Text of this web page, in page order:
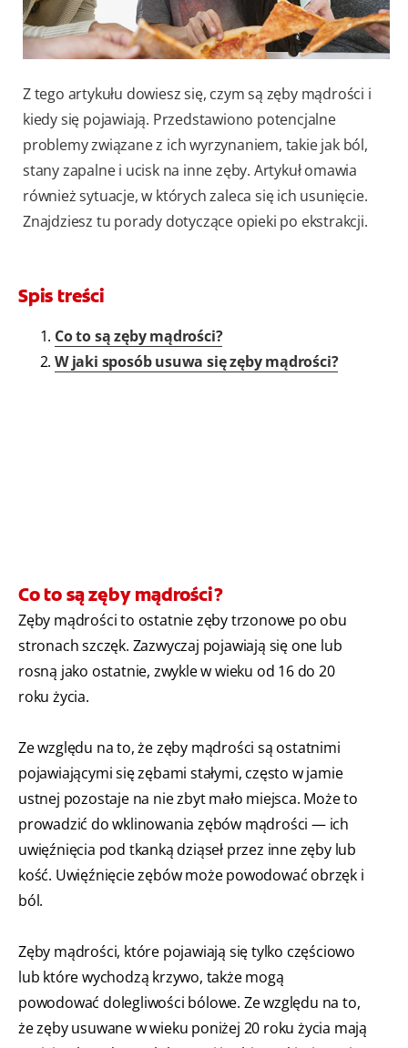
Z tego artykułu dowiesz się, czym są zęby mądrości i
kiedy się pojawiają. Przedstawiono potencjalne
problemy związane z ich wyrzynaniem, takie jak ból,
stany zapalne i ucisk na inne zęby. Artykuł omawia
również sytuacje, w których zaleca się ich usunięcie.
Znajdziesz tu porady dotyczące opieki po ekstrakcji.
Spis treści
Co to są zęby mądrości?
W jaki sposób usuwa się zęby mądrości?
Co to są zęby mądrości?
Zęby mądrości to ostatnie zęby trzonowe po obu
stronach szczęk. Zazwyczaj pojawiają się one lub
rosną jako ostatnie, zwykle w wieku od 16 do 20
roku życia.
Ze względu na to, że zęby mądrości są ostatnimi
pojawiającymi się zębami stałymi, często w jamie
ustnej pozostaje na nie zbyt mało miejsca. Może to
prowadzić do wklinowania zębów mądrości — ich
uwięźnięcia pod tkanką dziąseł przez inne zęby lub
kość. Uwięźnięcie zębów może powodować obrzęk i
ból.
Zęby mądrości, które pojawiają się tylko częściowo
lub które wychodzą krzywo, także mogą
powodować dolegliwości bólowe. Ze względu na to,
że zęby usuwane w wieku poniżej 20 roku życia mają